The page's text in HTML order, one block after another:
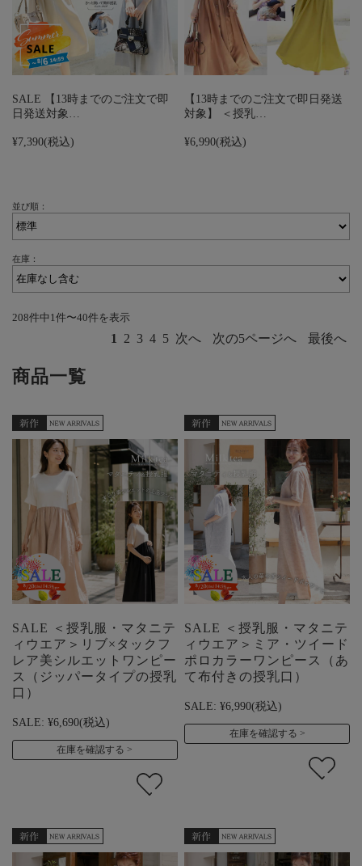
SALE 【13時までのご注文で即
日発送対象…
¥7,390(税込)
【13時までのご注文で即日発送
対象】 ＜授乳…
¥6,990(税込)
並び順：
在庫：
208件中1件〜40件を表示
1 2 3 4 5 次へ 次の5ページへ 最後へ
商品一覧
SALE ＜授乳服・マタニテ
ィウエア＞リブ×タックフ
レア美シルエットワンピー
ス（ジッパータイプの授乳
口）
SALE: ¥6,690(税込)
在庫を確認する
SALE ＜授乳服・マタニテ
ィウエア＞ミア・ツイード
ポロカラーワンピース（あ
て布付きの授乳口）
SALE: ¥6,990(税込)
在庫を確認する